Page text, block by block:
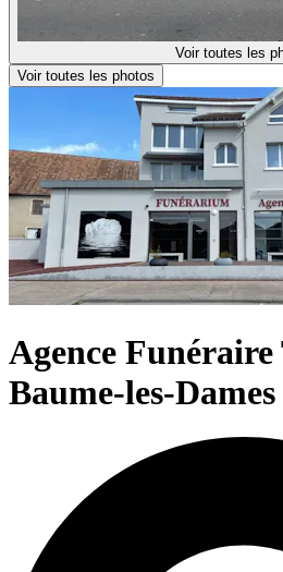
Voir toutes les
Voir toutes les photos
Agence
Baume-les-Dames